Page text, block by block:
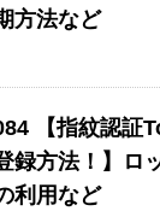
方法など
【指紋認証
録方法！】ロ
利用など